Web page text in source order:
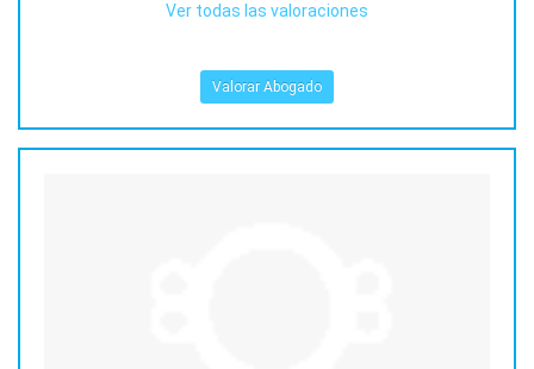
Ver todas las valoraciones
Valorar Abogado